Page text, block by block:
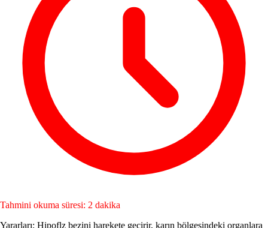
Tahmini okuma süresi: 2 dakika
Yararları: Hipoflz bezini harekete geçirir, karın bölgesindeki organlara